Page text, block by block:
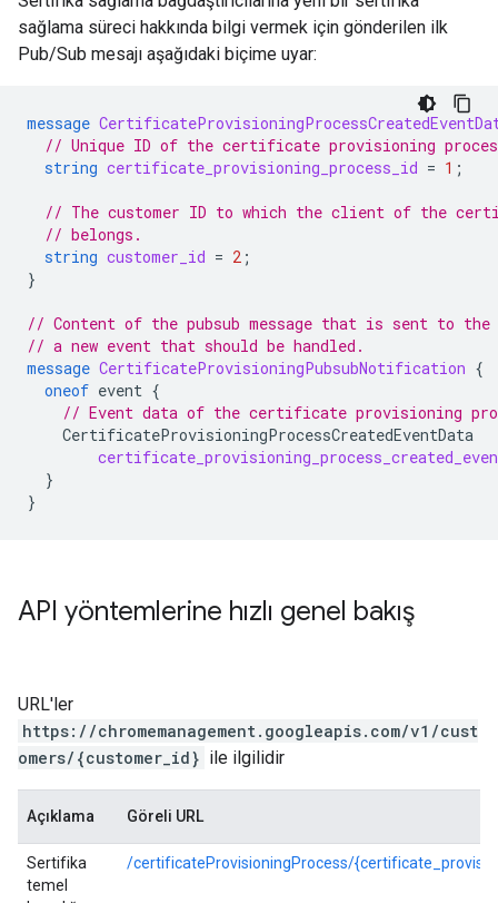
sağlama süreci hakkında bilgi vermek için gönderilen ilk
Pub/Sub mesajı aşağıdaki biçime uyar:
message
// Unique ID of the certificate provisioning
string certificate_provisioning_process_id = 1 ;
// The customer ID to which the client of the
// belongs.
string customer_id = 2 ;
}
// Content of the pubsub message that is sent to
// a new event that should be handled.
message CertificateProvisioningPubsubNotification {
oneof event {
// Event data of the certificate provisioning
CertificateProvisioningProcessCreatedEventData
}
}
API yöntemlerine hızlı genel bakış
URL'ler
https://chromemanagement.googleapis.com/v1/cust
omers/{customer_id} ile ilgilidir
Açıklama Göreli URL
Sertifika
temel
/certificateProvisioningProcess/